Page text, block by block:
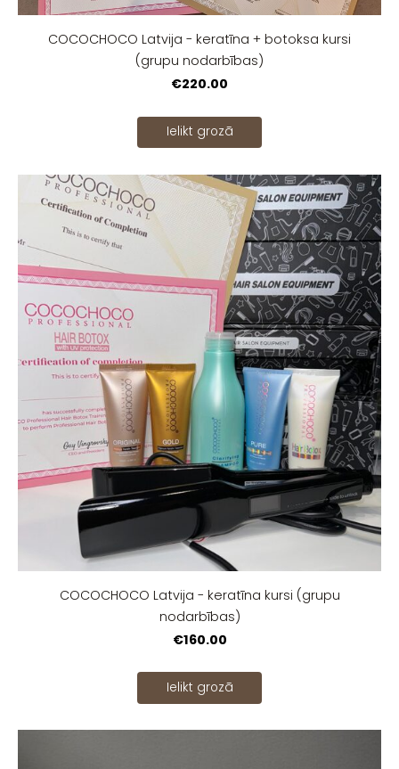
COCOCHOCO Latvija - keratīna + botoksa kursi
(grupu nodarbības)
€220.00
Ielikt grozā
COCOCHOCO Latvija - keratīna kursi (grupu
nodarbības)
€160.00
Ielikt grozā